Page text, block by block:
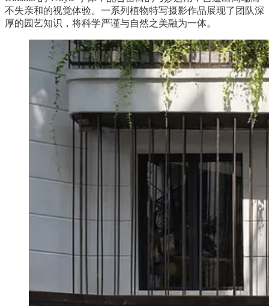
不失亲和的视觉体验。一系列植物特写摄影作品展现了团队深
厚的园艺知识，将科学严谨与自然之美融为一体。